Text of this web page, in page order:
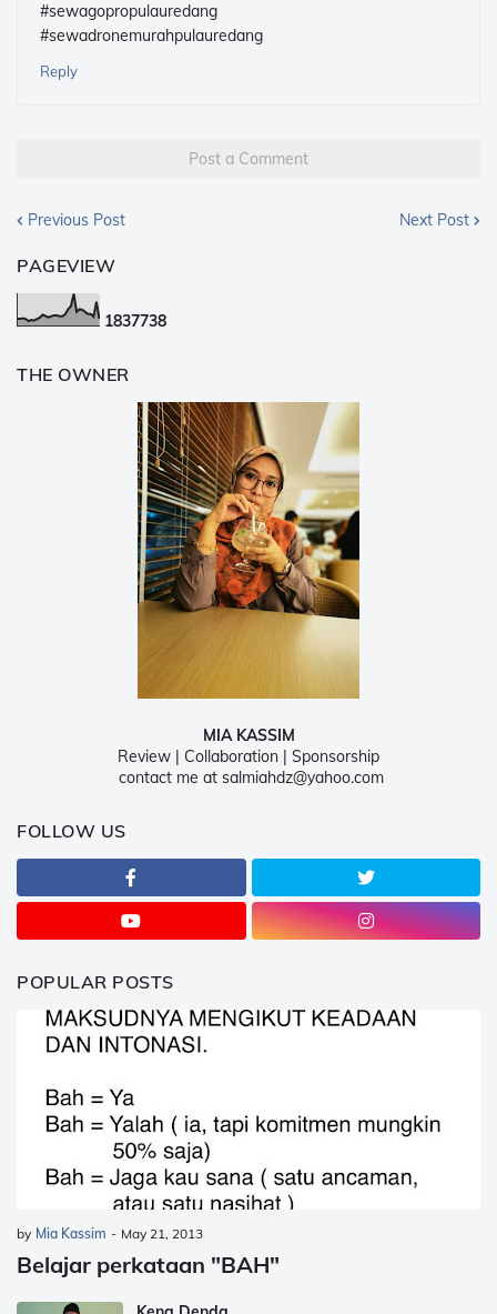
#sewagopropulauredang
#sewadronemurahpulauredang
Reply
Post a Comment
Previous Post Next Post
PAGEVIEW
1837738
THE OWNER
MIA KASSIM
Review | Collaboration | Sponsorship
contact me at salmiahdz@yahoo.com
FOLLOW US
POPULAR POSTS
by Mia Kassim - May 21, 2013
Belajar perkataan "BAH"